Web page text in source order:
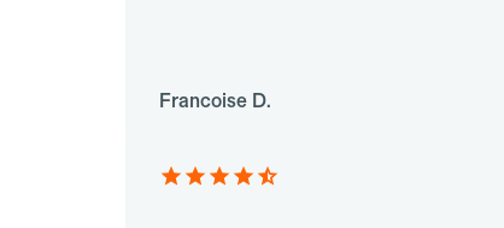
Francoise D.